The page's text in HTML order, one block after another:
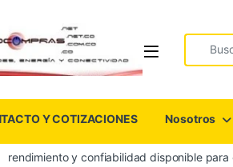
Search
Y COTIZACIONES Nosotros
rendimiento y confiabilidad disponible